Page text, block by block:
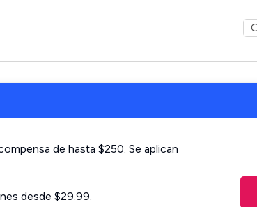
de hasta $250. Se aplican
desde $29.99.